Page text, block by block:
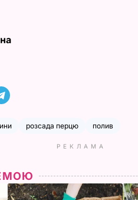
розсада перцю полив
РЕКЛАМА